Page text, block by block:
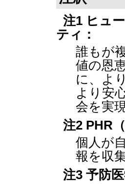
注1 ヒュ
ティ：
誰もが
値の恩
に、よ
より安
会を実
注2 PHR
個人が
報を収
注3 予防